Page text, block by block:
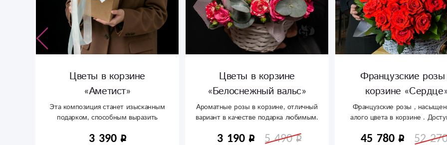
Цветы в корзине
«Аметист»
Эта композиция станет изысканным
подарком, способным выразить
незабываемые эмоции. Матрикрия - 4
3 390
Цветы в корзине
«Белоснежный вальс»
Ароматные розы в корзине, отличный
вариант в качестве подарка любимым.
3 190 5 490
Французские
корзине
Французские розы ,
алого цвета в корзине .
45 780 52